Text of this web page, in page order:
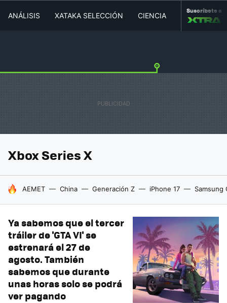
ANÁLISIS XATAKA SELECCIÓN CIENCIA MOVILIDAD
Suscríbete a
Xbox Series X
HOY SE HABLA DE
AEMET China Generación Z iPhone 17 Samsung
Ya sabemos que el tercer
tráiler de 'GTA VI' se
estrenará el 27 de
agosto. También
sabemos que durante
unas horas solo se podrá
ver pagando